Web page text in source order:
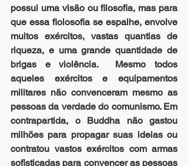
possui uma visão ou filosofia, mas para
que essa fiolosofia se espalhe, envolve
muitos exércitos, vastas quantias de
riqueza, e uma grande quantidade de
brigas e violência.  Mesmo todos
aqueles exércitos e equipamentos
militares não convenceram mesmo as
pessoas da verdade do comunismo. Em
contrapartida, o Buddha não gastou
milhões para propagar suas ideias ou
contratou vastos exércitos com armas
sofisticadas para convencer as pessoas